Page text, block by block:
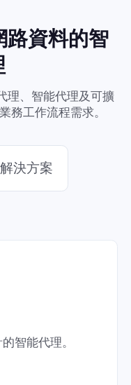
資料的智
理、智能代理及可擴
務工作流程需求。
決方案
智能代理。